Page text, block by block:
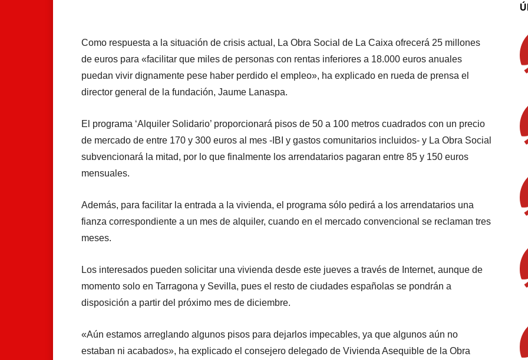
Como respuesta a la situación de crisis actual, La Obra Social de La Caixa ofrecerá 25 millones
de euros para «facilitar que miles de personas con rentas inferiores a 18.000 euros anuales
puedan vivir dignamente pese haber perdido el empleo», ha explicado en rueda de prensa el
director general de la fundación, Jaume Lanaspa.
El programa ‘Alquiler Solidario’ proporcionará pisos de 50 a 100 metros cuadrados con un precio
de mercado de entre 170 y 300 euros al mes -IBI y gastos comunitarios incluidos- y La Obra Social
subvencionará la mitad, por lo que finalmente los arrendatarios pagaran entre 85 y 150 euros
mensuales.
Además, para facilitar la entrada a la vivienda, el programa sólo pedirá a los arrendatarios una
fianza correspondiente a un mes de alquiler, cuando en el mercado convencional se reclaman tres
meses.
Los interesados pueden solicitar una vivienda desde este jueves a través de Internet, aunque de
momento solo en Tarragona y Sevilla, pues el resto de ciudades españolas se pondrán a
disposición a partir del próximo mes de diciembre.
«Aún estamos arreglando algunos pisos para dejarlos impecables, ya que algunos aún no
estaban ni acabados», ha explicado el consejero delegado de Vivienda Asequible de la Obra